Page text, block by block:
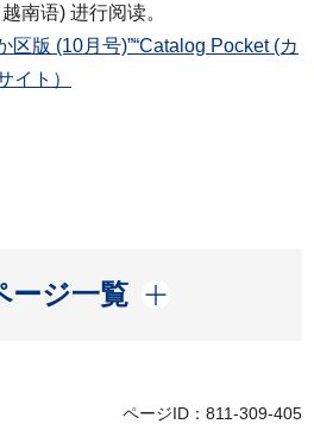
南语) 进行阅读。
版 (10月号)”“Catalog Pocket (カ
イト）
ージ一覧
開く
ページID：811-309-405